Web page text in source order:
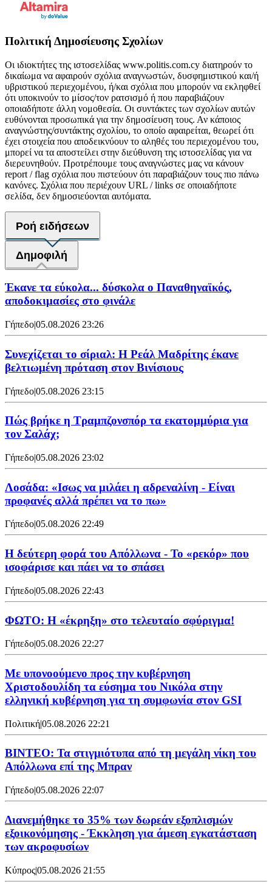
Πολιτική Δημοσίευσης Σχολίων
Οι ιδιοκτήτες της ιστοσελίδας www.politis.com.cy διατηρούν το
δικαίωμα να αφαιρούν σχόλια αναγνωστών, δυσφημιστικού και/ή
υβριστικού περιεχομένου, ή/και σχόλια που μπορούν να εκληφθεί
ότι υποκινούν το μίσος/τον ρατσισμό ή που παραβιάζουν
οποιαδήποτε άλλη νομοθεσία. Οι συντάκτες των σχολίων αυτών
ευθύνονται προσωπικά για την δημοσίευση τους. Αν κάποιος
αναγνώστης/συντάκτης σχολίου, το οποίο αφαιρείται, θεωρεί ότι
έχει στοιχεία που αποδεικνύουν το αληθές του περιεχομένου του,
μπορεί να τα αποστείλει στην διεύθυνση της ιστοσελίδας για να
διερευνηθούν. Προτρέπουμε τους αναγνώστες μας να κάνουν
report / flag σχόλια που πιστεύουν ότι παραβιάζουν τους πιο πάνω
κανόνες. Σχόλια που περιέχουν URL / links σε οποιαδήποτε
σελίδα, δεν δημοσιεύονται αυτόματα.
Ροή ειδήσεων
Δημοφιλή
Έκανε τα εύκολα... δύσκολα ο Παναθηναϊκός,
αποδοκιμασίες στο φινάλε
Γήπεδο|05.08.2026 23:26
Συνεχίζεται το σίριαλ: Η Ρεάλ Μαδρίτης έκανε
βελτιωμένη πρόταση στον Βινίσιους
Γήπεδο|05.08.2026 23:15
Πώς βρήκε η Τραμπζονσπόρ τα εκατομμύρια για
τον Σαλάχ;
Γήπεδο|05.08.2026 23:02
Λοσάδα: «Ισως να μιλάει η αδρεναλίνη - Είναι
προφανές αλλά πρέπει να το πω»
Γήπεδο|05.08.2026 22:49
Η δεύτερη φορά του Απόλλωνα - Το «ρεκόρ» που
ισοφάρισε και πάει να το σπάσει
Γήπεδο|05.08.2026 22:43
ΦΩΤΟ: Η «έκρηξη» στο τελευταίο σφύριγμα!
Γήπεδο|05.08.2026 22:27
Με υπονοούμενο προς την κυβέρνηση
Χριστοδουλίδη τα εύσημα του Νικόλα στην
ελληνική κυβέρνηση για τη συμφωνία στον GSI
Πολιτική|05.08.2026 22:21
ΒΙΝΤΕΟ: Τα στιγμιότυπα από τη μεγάλη νίκη του
Απόλλωνα επί της Μπραν
Γήπεδο|05.08.2026 22:07
Διανεμήθηκε το 35% των δωρεάν εξοπλισμών
εξοικονόμησης - Έκκληση για άμεση εγκατάσταση
των ακροφυσίων
Κύπρος|05.08.2026 21:55